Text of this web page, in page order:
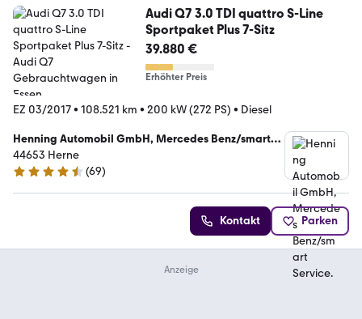
Audi Q7 3.0 TDI quattro S-Line
Sportpaket Plus 7-Sitz
39.880 €
Erhöhter Preis
EZ 03/2017• 108.521 km • 200 kW (272 PS) • Diesel
Henning Automobil GmbH, Mercedes Benz/smart
Service.
44653 Herne
4.7 Sterne
(69)
Kontakt Parken